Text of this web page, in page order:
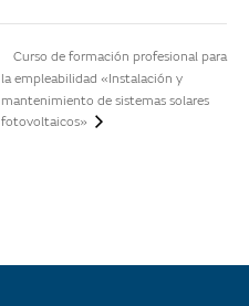
Curso de formación profesional para
la empleabilidad «Instalación y
mantenimiento de sistemas solares
fotovoltaicos»